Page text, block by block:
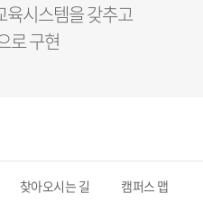
육시스템을 갖추고
로 구현
찾아오시는 길 캠퍼스 맵